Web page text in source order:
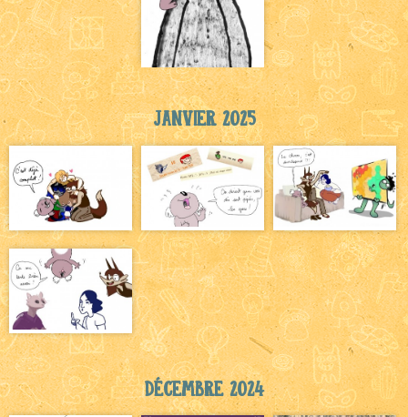
Janvier 2025
Décembre 2024